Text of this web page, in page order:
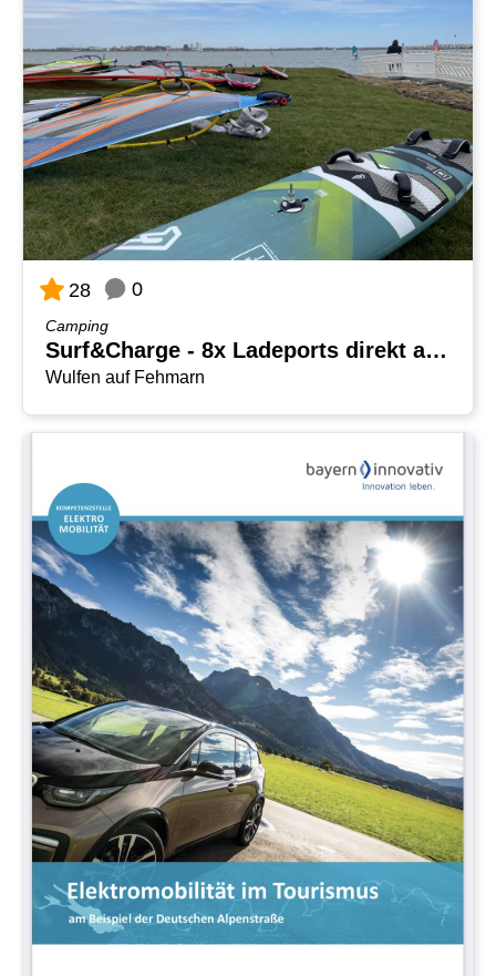
28 0
Camping
Surf&Charge - 8x Ladeports direkt am Windsurfspot Burger See
Wulfen auf Fehmarn